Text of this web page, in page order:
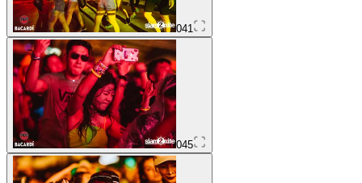
041
045